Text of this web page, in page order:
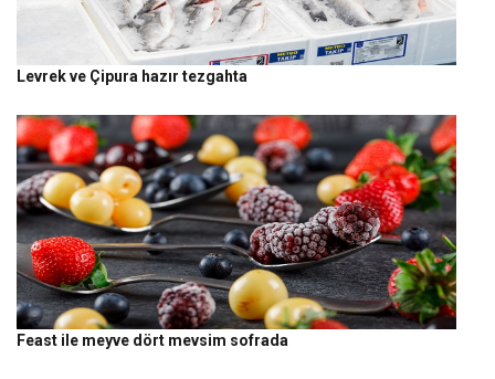
Levrek ve Çipura hazır tezgahta
Feast ile meyve dört mevsim sofrada